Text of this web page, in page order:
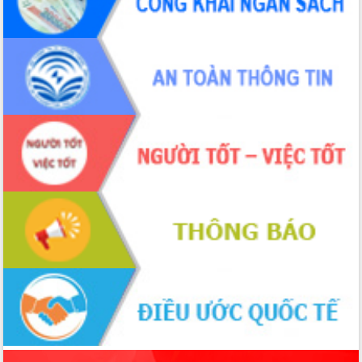
ứng để giữ vững thị trường xuất khẩu
Diễn đàn Kinh tế tư nhân Việt Nam đột
phá cơ chế - Hợp tác công tư
Đề án 06 tạo bước ngoặt đột phá trong
cải cách hành chính tỉnh Đắk Lắk
Kết nối tour, đẩy mạnh chuyển đổi số
để phát triển du lịch Đắk Lắk
Khởi động Dự án Đầu tư xây dựng hạ
tầng kỹ thuật Cụm công nghiệp Tân
Tiến
Gặp mặt các cơ quan báo chí nhân Kỷ
niệm 101 năm Ngày Báo chí Cách
mạng Việt Nam
Đắk Lắk sơ kết 4 năm triển khai thực
hiện Đề án 06 của Chính phủ
Họp báo thông tin về Hội nghị Công bố
Quy hoạch và Xúc tiến đầu tư tỉnh Đắk
Lắk
Khơi thông điểm nghẽn, đẩy nhanh
giải ngân vốn khắc phục thiên tai